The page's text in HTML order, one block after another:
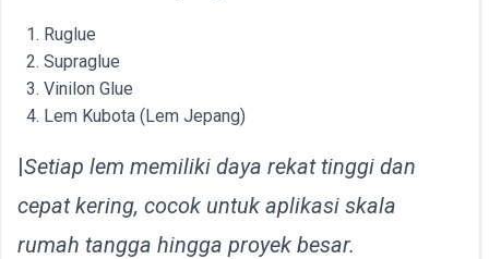
Ruglue
Supraglue
Vinilon Glue
Lem Kubota (Lem Jepang)
|Setiap lem memiliki daya rekat tinggi dan
cepat kering, cocok untuk aplikasi skala
rumah tangga hingga proyek besar.